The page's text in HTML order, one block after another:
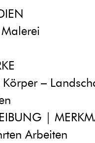
–
|
Arbeiten